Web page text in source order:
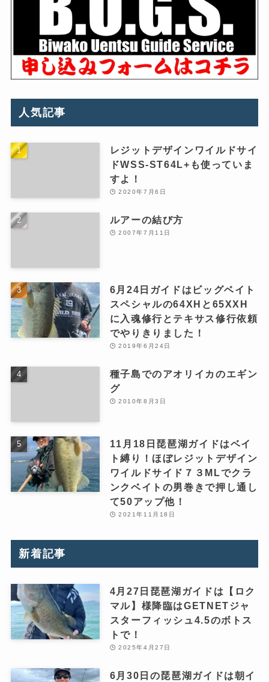
人気記事
レジットデザインワイルドサイ
ドWSS-ST64L+も使っていま
すよ！
2020年7月6日
ルアーの結び方
2007年7月11日
6月24日ガイドはビッグベイト
スペシャルの64XHと65XXH
に入魂修行とテキサス修行依頼
でやりきりました！
2019年6月24日
種子島でのアオリイカのエギン
グ
2010年8月3日
11月18日琵琶湖ガイドはベイ
ト縛り！ほぼレジットデザイン
ワイルドサイド７３MLでクラ
ンクベイトの男巻きで押し通し
て50アップ他！
2021年11月18日
新着記事
4月27日琵琶湖ガイドは【ロク
マル】様降臨はGETNETジャ
スターフィッシュ4.5のボトス
トで！
2025年4月27日
6月30日の琵琶湖ガイドは朝イ